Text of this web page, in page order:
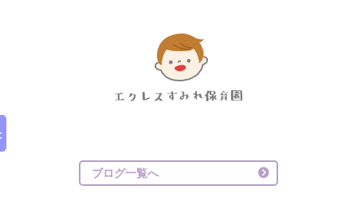
ブログ一覧へ